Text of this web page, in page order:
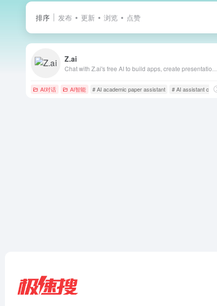
排序 发布 更新 浏览 点赞
Z.ai
AI对话 AI智能 # AI academic paper assistant # AI assistant chat